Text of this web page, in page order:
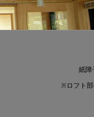
紙障
※ロフト部